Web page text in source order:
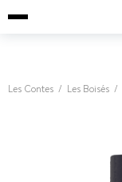
Les Contes / Les Boisés /